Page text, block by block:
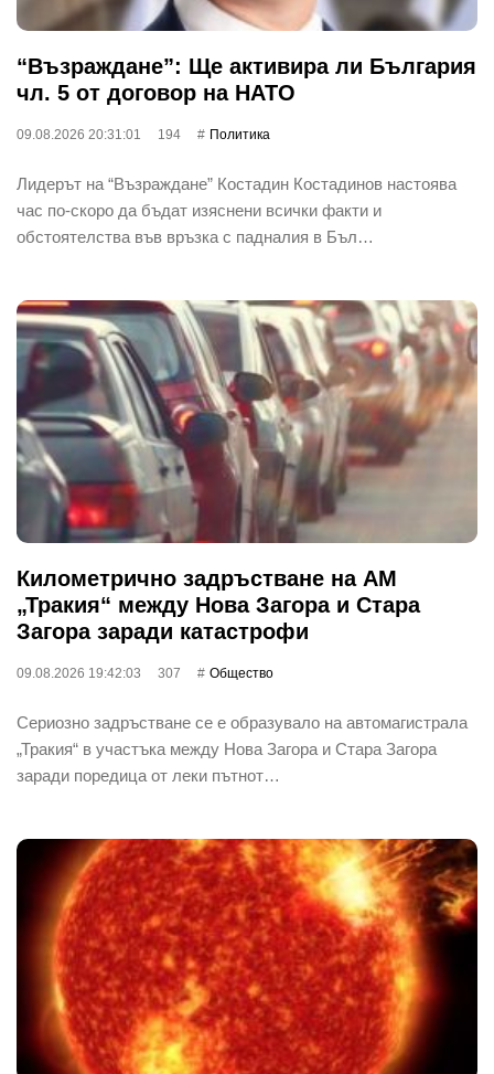
“Възраждане”: Ще активира ли България
чл. 5 от договор на НАТО
09.08.2026 20:31:01 194 Политика
Лидерът на “Възраждане” Костадин Костадинов настоява
час по-скоро да бъдат изяснени всички факти и
обстоятелства във връзка с падналия в Бъл…
Километрично задръстване на АМ
„Тракия“ между Нова Загора и Стара
Загора заради катастрофи
09.08.2026 19:42:03 307 Общество
Сериозно задръстване се е образувало на автомагистрала
„Тракия“ в участъка между Нова Загора и Стара Загора
заради поредица от леки пътнот…